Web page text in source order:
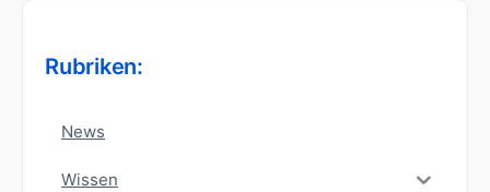
Rubriken:
News
Wissen